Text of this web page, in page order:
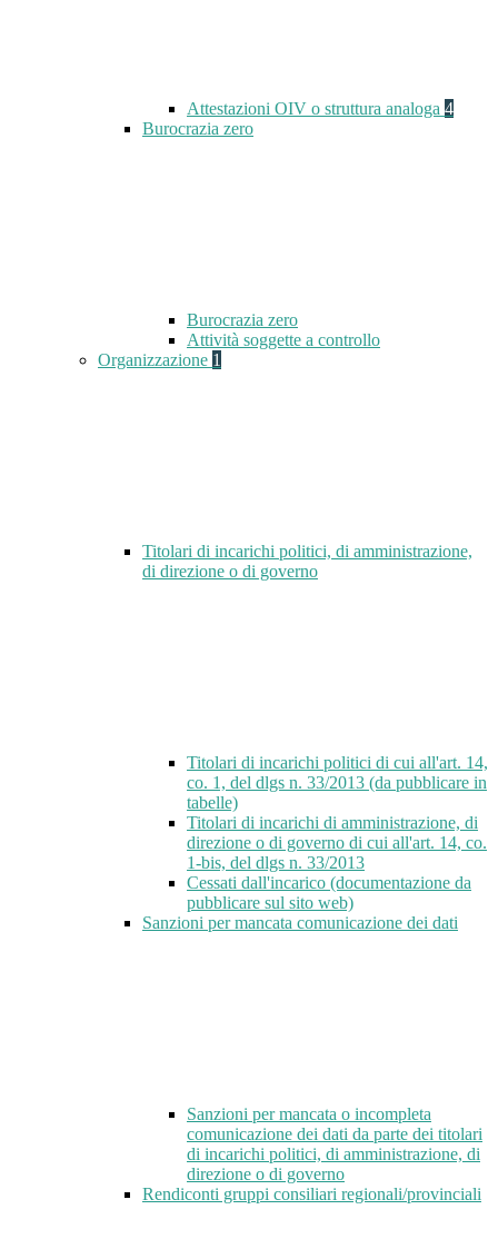
Attestazioni OIV o struttura analoga 4
Burocrazia zero
Burocrazia zero
Attività soggette a controllo
Organizzazione 1
Titolari di incarichi politici, di amministrazione,
di direzione o di governo
Titolari di incarichi politici di cui all'art. 14,
co. 1, del dlgs n. 33/2013 (da pubblicare in
tabelle)
Titolari di incarichi di amministrazione, di
direzione o di governo di cui all'art. 14, co.
1-bis, del dlgs n. 33/2013
Cessati dall'incarico (documentazione da
pubblicare sul sito web)
Sanzioni per mancata comunicazione dei dati
Sanzioni per mancata o incompleta
comunicazione dei dati da parte dei titolari
di incarichi politici, di amministrazione, di
direzione o di governo
Rendiconti gruppi consiliari regionali/provinciali